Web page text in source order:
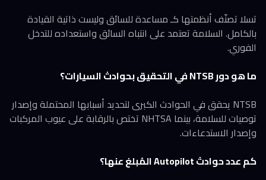
تسلا تصنّف أنظمتها كـ مساعدة للسائق وليست ذاتية القيادة
بالكامل. السلامة تعتمد على انتباه السائق واستعداده للتدخل
الفوري.
ما هو دور NTSB في التحقيق بحوادث السيارات؟
NTSB يحقق في الحوادث الكبرى لتحديد أسبابها المحتملة وإصدار
توصيات للسلامة، بينما NHTSA تختص بالرقابة على عيوب المركبات
وإصدار الاستدعاءات.
كم عدد حوادث Autopilot المُبلغ عنها؟